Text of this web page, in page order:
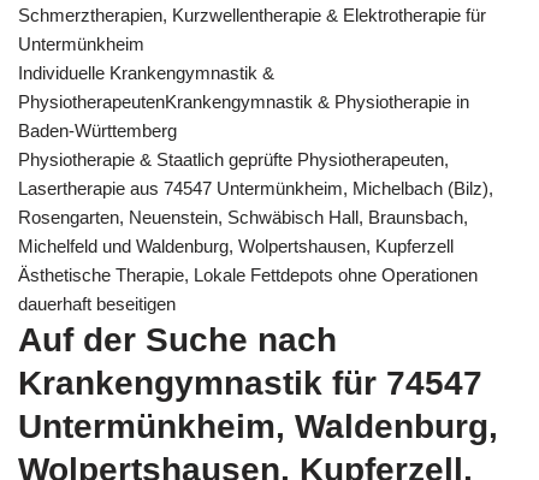
Schmerztherapien, Kurzwellentherapie & Elektrotherapie für
Untermünkheim
Individuelle Krankengymnastik &
PhysiotherapeutenKrankengymnastik & Physiotherapie in
Baden-Württemberg
Physiotherapie & Staatlich geprüfte Physiotherapeuten,
Lasertherapie aus 74547 Untermünkheim, Michelbach (Bilz),
Rosengarten, Neuenstein, Schwäbisch Hall, Braunsbach,
Michelfeld und Waldenburg, Wolpertshausen, Kupferzell
Ästhetische Therapie, Lokale Fettdepots ohne Operationen
dauerhaft beseitigen
Auf der Suche nach
Krankengymnastik für 74547
Untermünkheim, Waldenburg,
Wolpertshausen, Kupferzell,